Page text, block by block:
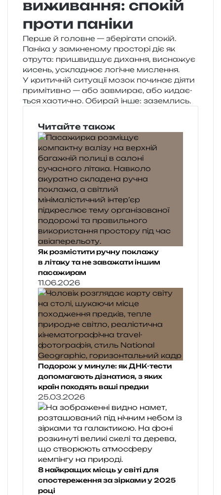
виживання: спокій
проти паніки
Перше й голов­не — збе­рі­га­ти спо­кій.
Паніка у замкне­но­му про­сто­рі діє як
отру­та: при­швид­шує диха­н­ня, висна­жує
кисень, ускла­днює логі­чне мисле­н­ня.
У кри­ти­чній ситу­а­ції мозок почи­нає діяти
при­мі­тив­но — або зав­ми­рає, або кида­є­
ться хао­ти­чно. Обирай інше: заземлись.
Читайте також
Як розмістити ручну поклажу
в літаку та не заважати іншим
пасажирам
11.06.2026
Подорож у минуле: як ДНК-тести
допомагають дізнатися, з яких
країн походять ваші предки
25.03.2026
8 найкращих місць у світі для
спостереження за зірками у 2025
році